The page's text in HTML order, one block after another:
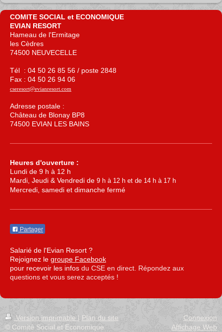
COMITE SOCIAL et ECONOMIQUE
EVIAN RESORT
Hameau de l'Ermitage
les Cèdres
74500 NEUVECELLE
Tél : 04 50 26 85 56 / poste 2848
Fax : 04 50 26 94 06
cseresort@evianresort.com
Adresse postale :
Château de Blonay BP8
74500 EVIAN LES BAINS
Heures d'ouverture :
Lundi de 9 h à 12 h
Mardi, Jeudi & Vendredi de 9 h à 12 h et de 14 h à 17 h
Mercredi, samedi et dimanche fermé
Partager
Salarié de l'Evian Resort ?
Rejoignez le groupe Facebook
pour recevoir les infos du CSE en direct. Répondez aux
questions et vous serez acceptés !
Version imprimable | Plan du site
© Comité Social et Economique
Connexion
Affichage Web